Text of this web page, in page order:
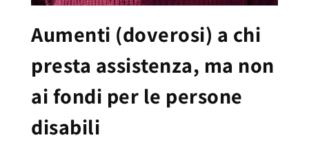
Aumenti (doverosi) a chi
presta assistenza, ma non
ai fondi per le persone
disabili